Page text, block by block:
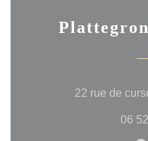
22 rue de
06